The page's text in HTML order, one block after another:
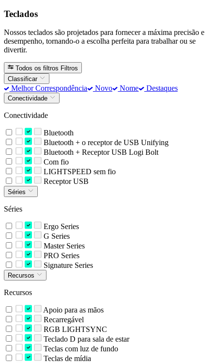
Teclados
Nossos teclados são projetados para fornecer a máxima precisão e
desempenho, tornando-o a escolha perfeita para trabalhar ou se
divertir.
Todos os filtros Filtros
Classificar
Melhor Correspondência Novo Nome Destaques
Conectividade
Conectividade
Bluetooth
Bluetooth + o receptor de USB Unifying
Bluetooth + Receptor USB Logi Bolt
Com fio
LIGHTSPEED sem fio
Receptor USB
Séries
Séries
Ergo Series
G Series
Master Series
PRO Series
Signature Series
Recursos
Recursos
Apoio para as mãos
Recarregável
RGB LIGHTSYNC
Teclado D para sala de estar
Teclas com luz de fundo
Teclas de mídia